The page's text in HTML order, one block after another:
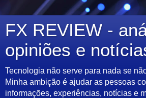
FX REVIEW -
opiniões e
Tecnologia não serve para nada se
Minha ambição é ajudar as pessoas
informações, experiências, notícias e